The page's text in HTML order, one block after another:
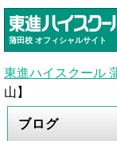
蒲田校 オフィシャルサイト
東進ハイスクール
山】
ブログ